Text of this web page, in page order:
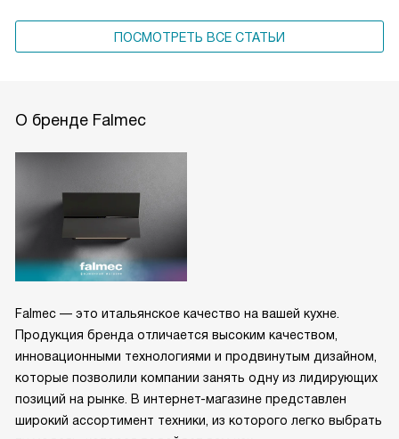
ПОСМОТРЕТЬ ВСЕ СТАТЬИ
О бренде Falmec
Falmec — это итальянское качество на вашей кухне.
Продукция бренда отличается высоким качеством,
инновационными технологиями и продвинутым дизайном,
которые позволили компании занять одну из лидирующих
позиций на рынке. В интернет-магазине представлен
широкий ассортимент техники, из которого легко выбрать